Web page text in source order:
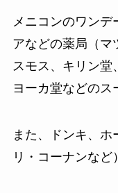
メニコンのワンデ
アなどの薬局（マ
スモス、キリン
ヨーカ堂などのス
また、ドンキ、ホ
リ・コーナンなど